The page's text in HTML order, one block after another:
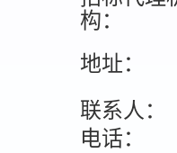
构：
地址：
联系人：
电话：